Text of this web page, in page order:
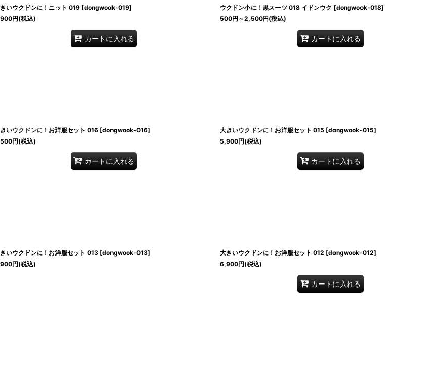
いウクドンに！ニット 019 [dongwook-019]
円(税込)
カートに入れる
ウクドン小に！黒スーツ 018 イドンウク [dongwook-018]
500円 ～2,500円(税込)
カートに入れる
いウクドンに！お洋服セット 016 [dongwook-016]
円(税込)
カートに入れる
大きいウクドンに！お洋服セット 015 [dongwook-015]
5,900円(税込)
カートに入れる
いウクドンに！お洋服セット 013 [dongwook-013]
円(税込)
大きいウクドンに！お洋服セット 012 [dongwook-012]
6,900円(税込)
カートに入れる